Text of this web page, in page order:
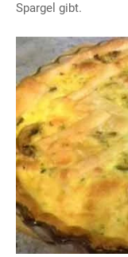
Spargel gibt.